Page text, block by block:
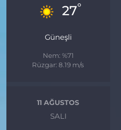
27°
Güneşli
Nem: %71
Rüzgar: 8.19 m/s
11 AĞUSTOS
SALI